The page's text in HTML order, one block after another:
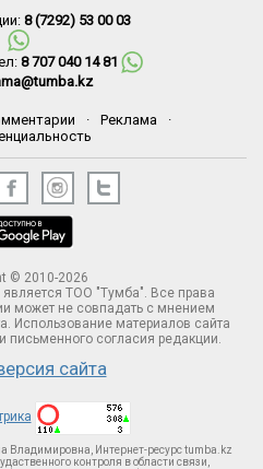
8 (7292) 53 00 03
8 707 040 14 81
· Реклама
·
© 2010-2026
ТОО "Тумба". Все права
может не совпадать с мнением
Использование материалов сайта
письменного согласия редакции.
сайта
Владимировна, Интернет-ресурс tumba.kz
контроля в области связи,